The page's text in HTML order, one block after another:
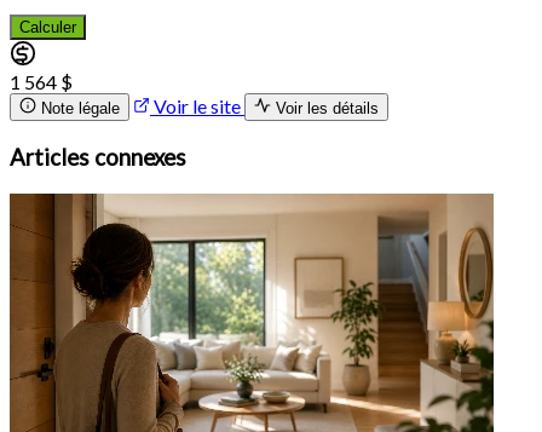
Calculer
1 564 $
Note légale Voir le site Voir les détails
Articles connexes